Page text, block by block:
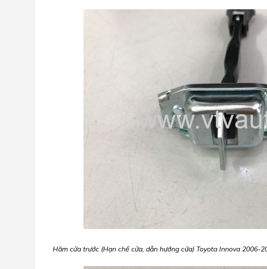
Hãm cửa trước (Hạn chế cửa, dẫn hướng cửa) Toyota Innova 2006-